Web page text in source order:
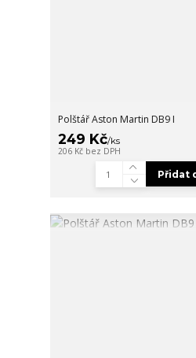
Polštář Aston Martin DB9 I
249 Kč/ks
206 Kč bez DPH
Přidat